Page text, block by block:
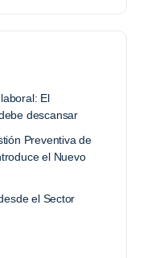
El
descansar
Preventiva de
el Nuevo
el Sector